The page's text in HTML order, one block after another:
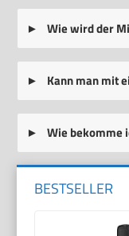
Wie wird der
Kann man mit
Wie bekomme
BESTSELLER